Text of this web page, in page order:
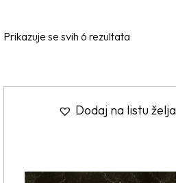
Prikazuje se svih 6 rezultata
Dodaj na listu želja